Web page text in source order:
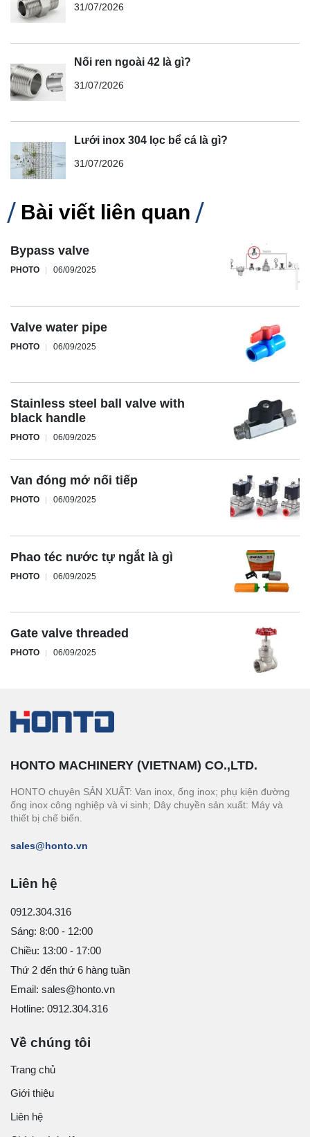
31/07/2026
Nối ren ngoài 42 là gì?
31/07/2026
Lưới inox 304 lọc bể cá là gì?
31/07/2026
Bài viết liên quan
Bypass valve
PHOTO 06/09/2025
Valve water pipe
PHOTO 06/09/2025
Stainless steel ball valve with
black handle
PHOTO 06/09/2025
Van đóng mở nối tiếp
PHOTO 06/09/2025
Phao téc nước tự ngắt là gì
PHOTO 06/09/2025
Gate valve threaded
PHOTO 06/09/2025
HONTO MACHINERY (VIETNAM) CO.,LTD.
HONTO chuyên SẢN XUẤT: Van inox, ống inox; phụ kiện đường
ống inox công nghiệp và vi sinh; Dây chuyền sản xuất: Máy và
thiết bị chế biến.
sales@honto.vn
Liên hệ
0912.304.316
Sáng: 8:00 - 12:00
Chiều: 13:00 - 17:00
Thứ 2 đến thứ 6 hàng tuần
Email: sales@honto.vn
Hotline: 0912.304.316
Về chúng tôi
Trang chủ
Giới thiệu
Liên hệ